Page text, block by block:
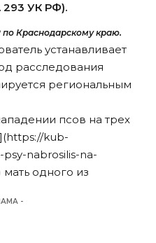
293 УК РФ).
Краснодарскому краю.
устанавливает
расследования
региональным
псов на трех
https://kub-
nabrosilis-na-
мать одного из
-